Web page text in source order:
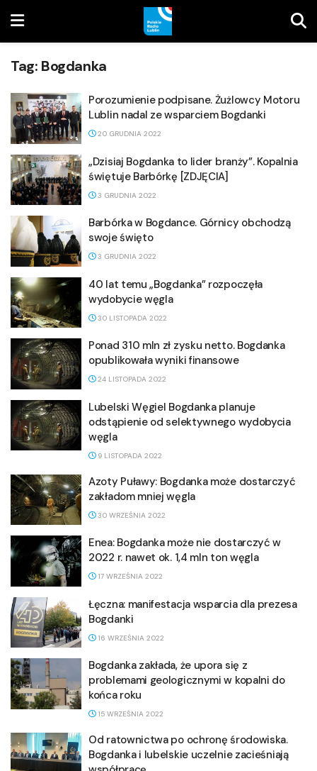
Tag: Bogdanka
Porozumienie podpisane. Żużlowcy Motoru
Lublin nadal ze wsparciem Bogdanki
20 GRUDNIA 2022
„Dzisiaj Bogdanka to lider branży”. Kopalnia
świętuje Barbórkę [ZDJĘCIA]
3 GRUDNIA 2022
Barbórka w Bogdance. Górnicy obchodzą
swoje święto
3 GRUDNIA 2022
40 lat temu „Bogdanka” rozpoczęła
wydobycie węgla
30 LISTOPADA 2022
Ponad 310 mln zł zysku netto. Bogdanka
opublikowała wyniki finansowe
24 LISTOPADA 2022
Lubelski Węgiel Bogdanka planuje
odstąpienie od selektywnego wydobycia
węgla
9 LISTOPADA 2022
Azoty Puławy: Bogdanka może dostarczyć
zakładom mniej węgla
30 WRZEŚNIA 2022
Enea: Bogdanka może nie dostarczyć w
2022 r. nawet ok. 1,4 mln ton węgla
17 WRZEŚNIA 2022
Łęczna: manifestacja wsparcia dla prezesa
Bogdanki
16 WRZEŚNIA 2022
Bogdanka zakłada, że upora się z
problemami geologicznymi w kopalni do
końca roku
15 WRZEŚNIA 2022
Od ratownictwa po ochronę środowiska.
Bogdanka i lubelskie uczelnie zacieśniają